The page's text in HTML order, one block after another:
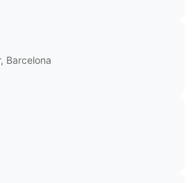
Barcelona